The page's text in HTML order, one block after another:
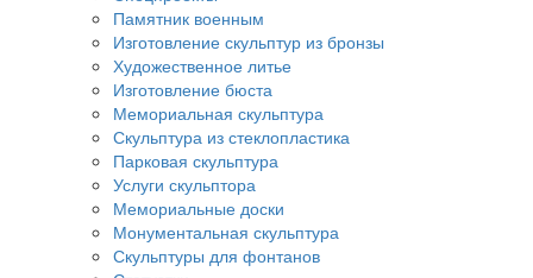
Памятник военным
Изготовление скульптур из бронзы
Художественное литье
Изготовление бюста
Мемориальная скульптура
Скульптура из стеклопластика
Парковая скульптура
Услуги скульптора
Мемориальные доски
Монументальная скульптура
Скульптуры для фонтанов